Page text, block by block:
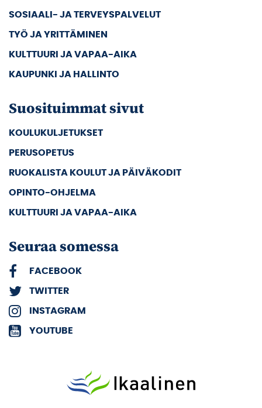
SOSIAALI- JA TERVEYSPALVELUT
TYÖ JA YRITTÄMINEN
KULTTUURI JA VAPAA-AIKA
KAUPUNKI JA HALLINTO
Suosituimmat sivut
KOULUKULJETUKSET
PERUSOPETUS
RUOKALISTA KOULUT JA PÄIVÄKODIT
OPINTO-OHJELMA
KULTTUURI JA VAPAA-AIKA
Seuraa somessa
FACEBOOK
TWITTER
INSTAGRAM
YOUTUBE